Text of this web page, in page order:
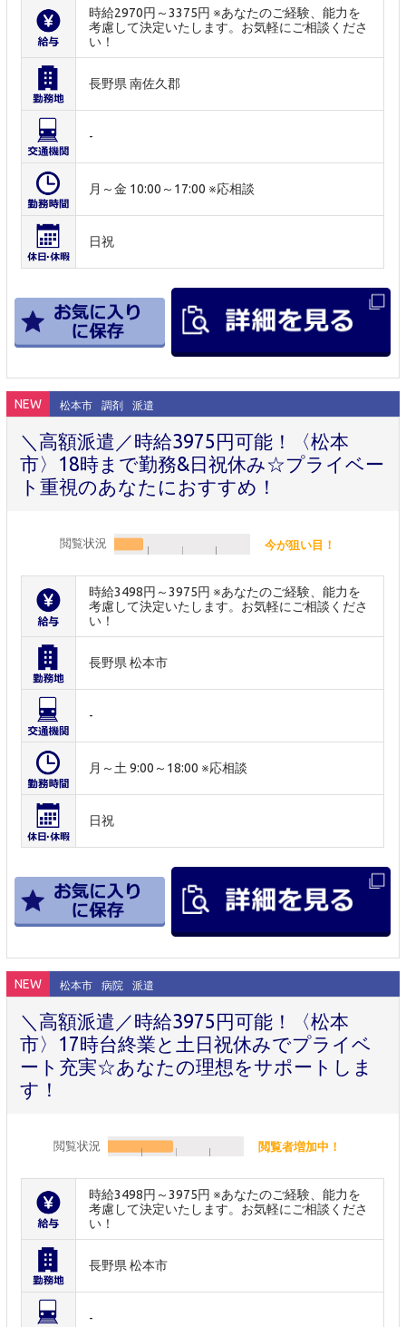
時給2970円～3375円 ※あなたのご経験、能力を
考慮して決定いたします。お気軽にご相談くださ
い！
長野県 南佐久郡
-
月～金 10:00～17:00 ※応相談
日祝
NEW 松本市 調剤 派遣
＼高額派遣／時給3975円可能！〈松本
市〉18時まで勤務&日祝休み☆プライベー
ト重視のあなたにおすすめ！
閲覧状況 今が狙い目！
時給3498円～3975円 ※あなたのご経験、能力を
考慮して決定いたします。お気軽にご相談くださ
い！
長野県 松本市
-
月～土 9:00～18:00 ※応相談
日祝
NEW 松本市 病院 派遣
＼高額派遣／時給3975円可能！〈松本
市〉17時台終業と土日祝休みでプライベ
ート充実☆あなたの理想をサポートしま
す！
閲覧状況 閲覧者増加中！
時給3498円～3975円 ※あなたのご経験、能力を
考慮して決定いたします。お気軽にご相談くださ
い！
長野県 松本市
-